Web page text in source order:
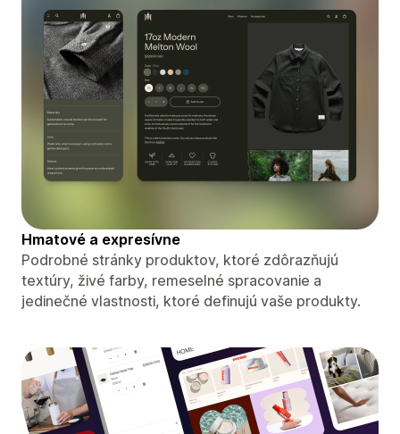
Hmatové a expresívne
Podrobné stránky produktov, ktoré zdôrazňujú
textúry, živé farby, remeselné spracovanie a
jedinečné vlastnosti, ktoré definujú vaše produkty.